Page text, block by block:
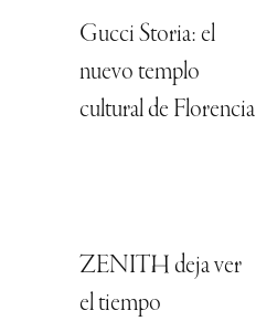
Gucci Storia: el
nuevo templo
cultural de Florencia
ZENITH deja ver
el tiempo